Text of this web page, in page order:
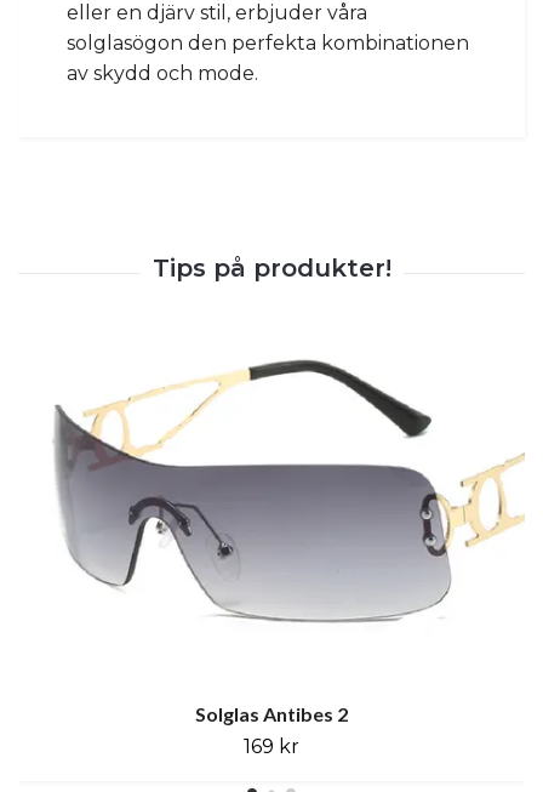
eller en djärv stil, erbjuder våra
solglasögon den perfekta kombinationen
av skydd och mode.
Solglas Antibes 2
169 kr